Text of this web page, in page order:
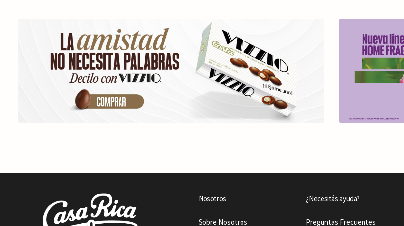
Nosotros
Sobre Nosotros
¿Necesitás ayuda?
Preguntas Frecuentes